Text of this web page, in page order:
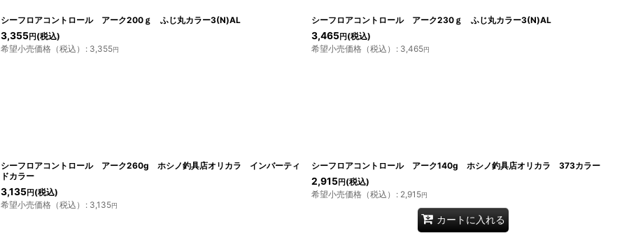
シーフロアコントロール アーク200ｇ ふじ丸カラー3(N)AL
3,355円(税込)
希望小売価格（税込） : 3,355円
シーフロアコントロール アーク230ｇ ふじ丸カラー3(N)AL
3,465円 (税込)
希望小売価格（税込） : 3,465円
シーフロアコントロール アーク260g ホシノ釣具店オリカラ インバーティ
ドカラー
3,135円(税込)
希望小売価格（税込） : 3,135円
シーフロアコントロール アーク140g ホシノ釣具店オリカラ 373カラー
2,915円 (税込)
希望小売価格（税込） : 2,915円
カートに入れる